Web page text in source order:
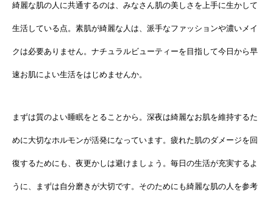
綺麗な肌の人に共通するのは、みなさん肌の美しさを上手に生かして
生活している点。素肌が綺麗な人は、派手なファッションや濃いメイ
クは必要ありません。ナチュラルビューティーを目指して今日から早
速お肌によい生活をはじめませんか。
まずは質のよい睡眠をとることから。深夜は綺麗なお肌を維持するた
めに大切なホルモンが活発になっています。疲れた肌のダメージを回
復するためにも、夜更かしは避けましょう。毎日の生活が充実するよ
うに、まずは自分磨きが大切です。そのためにも綺麗な肌の人を参考